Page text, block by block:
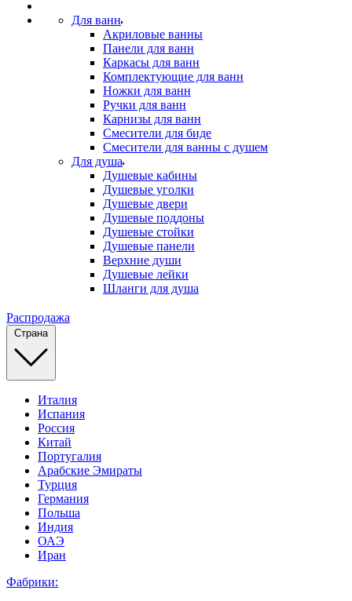
Для ванн
Акриловые ванны
Панели для ванн
Каркасы для ванн
Комплектующие для ванн
Ножки для ванн
Ручки для ванн
Карнизы для ванн
Смесители для биде
Смесители для ванны с душем
Для душа
Душевые кабины
Душевые уголки
Душевые двери
Душевые поддоны
Душевые стойки
Душевые панели
Верхние души
Душевые лейки
Шланги для душа
Распродажа
Страна
Италия
Испания
Россия
Китай
Португалия
Арабские Эмираты
Турция
Германия
Польша
Индия
ОАЭ
Иран
Фабрики: